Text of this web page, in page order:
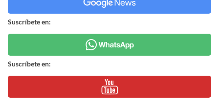
Suscríbete en:
Suscríbete en: